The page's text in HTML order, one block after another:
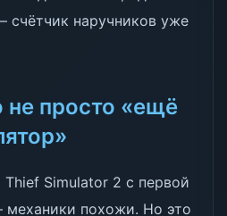
наручников уже
не просто «ещё
Simulator 2 с первой
похожи. Но это